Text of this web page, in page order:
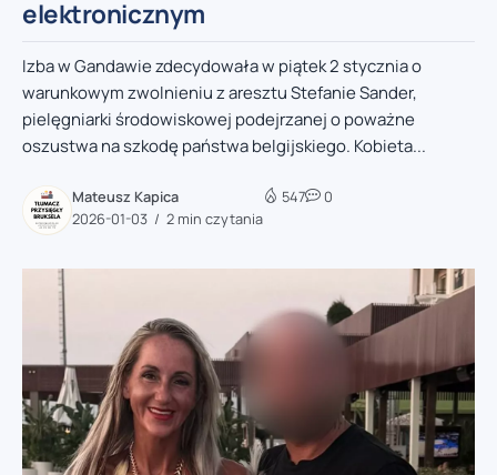
elektronicznym
Izba w Gandawie zdecydowała w piątek 2 stycznia o
warunkowym zwolnieniu z aresztu Stefanie Sander,
pielęgniarki środowiskowej podejrzanej o poważne
oszustwa na szkodę państwa belgijskiego. Kobieta...
Mateusz Kapica
2026-01-03
2 min czytania
547 0